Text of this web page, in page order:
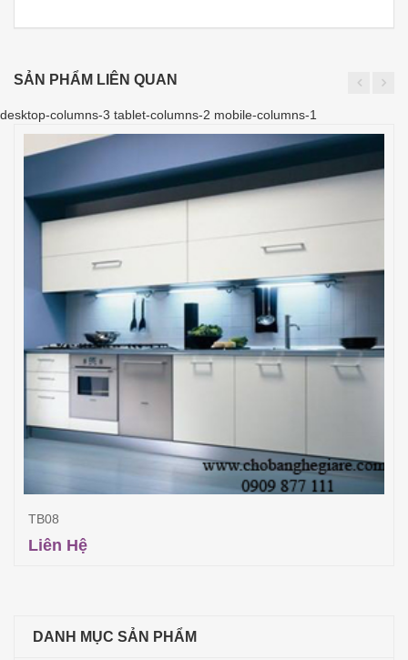
SẢN PHẨM LIÊN QUAN
desktop-columns-3 tablet-columns-2 mobile-columns-1
TB08
Liên Hệ
DANH MỤC SẢN PHẨM